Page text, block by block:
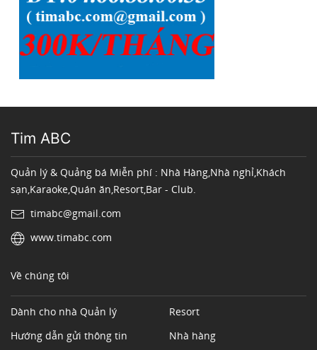
Tim ABC
Quản lý & Quảng bá Miễn phí : Nhà Hàng,Nhà nghỉ,Khách
sạn,Karaoke,Quán ăn,Resort,Bar - Club.
timabc@gmail.com
www.timabc.com
Về chúng tôi
Dành cho nhà Quản lý
Hướng dẫn gửi thông tin
Resort
Nhà hàng